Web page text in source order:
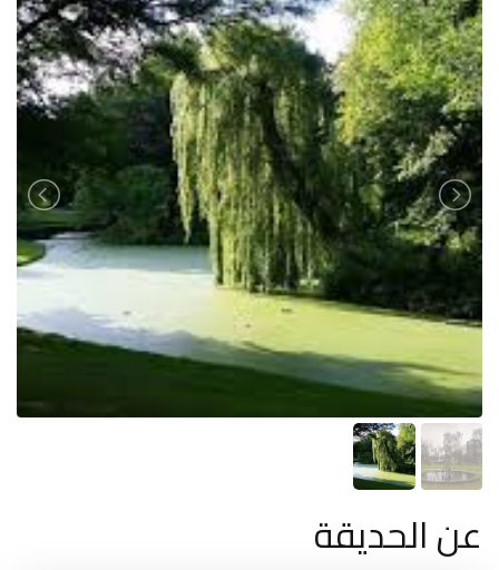
عن الحديقة